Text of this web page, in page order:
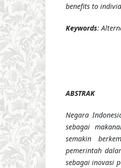
benefits to
Keywords:
ABSTRAK
Negara
sebagai
semakin
pemerintah
sebagai inovasi